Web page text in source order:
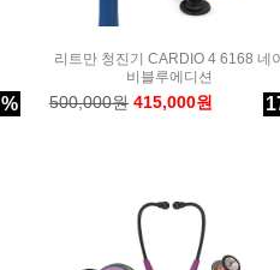
%
리트만 청진기 CARDIO 4 6168 네이
비블루에디션
500,000원 415,000원